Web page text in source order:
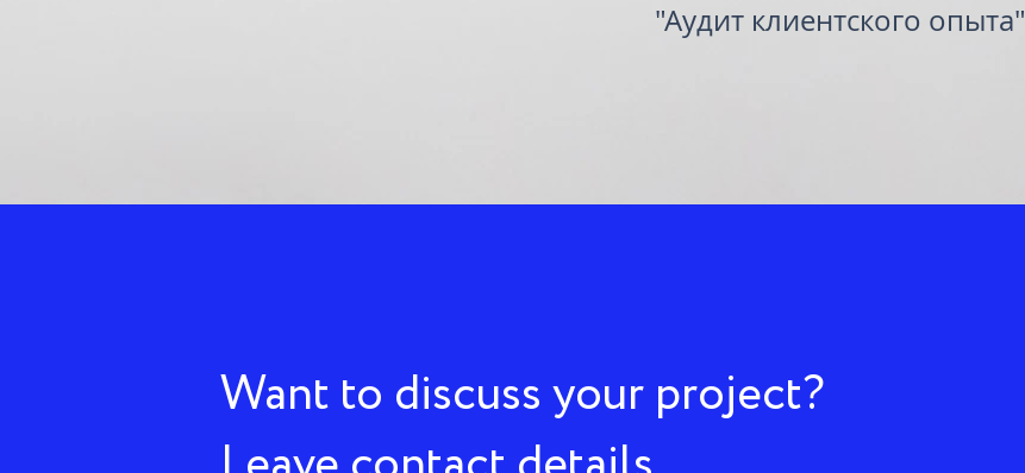
"Аудит клиентского опыта"
Want to discuss your project?